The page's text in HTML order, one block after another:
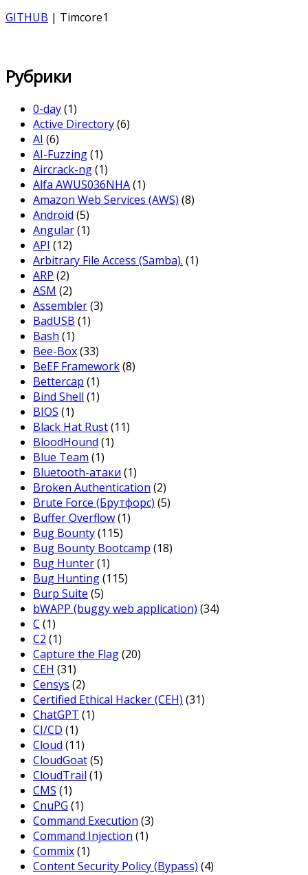
GITHUB | Timcore1
Рубрики
0-day(1)
Active Directory(6)
AI (6)
AI-Fuzzing(1)
Aircrack-ng(1)
Alfa AWUS036NHA(1)
Amazon Web Services (AWS) (8)
Android (5)
Angular(1)
API (12)
Arbitrary File Access (Samba). (1)
ARP (2)
ASM (2)
Assembler(3)
BadUSB (1)
Bash (1)
Bee-Box(33)
BeEF Framework(8)
Bettercap (1)
Bind Shell (1)
BIOS (1)
Black Hat Rust(11)
BloodHound (1)
Blue Team (1)
Bluetooth-атаки (1)
Broken Authentication (2)
Brute Force (Брутфорс) (5)
Buffer Overflow(1)
Bug Bounty(115)
Bug Bounty Bootcamp (18)
Bug Hunter(1)
Bug Hunting(115)
Burp Suite (5)
bWAPP (buggy web application) (34)
C (1)
C2 (1)
Capture the Flag(20)
CEH (31)
Censys (2)
Certified Ethical Hacker (CEH) (31)
ChatGPT (1)
CI/CD (1)
Cloud (11)
CloudGoat(5)
CloudTrail (1)
CMS (1)
CnuPG (1)
Command Execution (3)
Command Injection (1)
Commix(1)
Content Security Policy (Bypass) (4)